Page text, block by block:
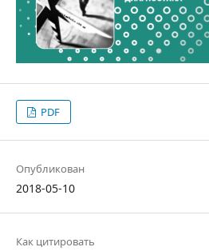
PDF
Опубликован
2018-05-10
Как цитировать